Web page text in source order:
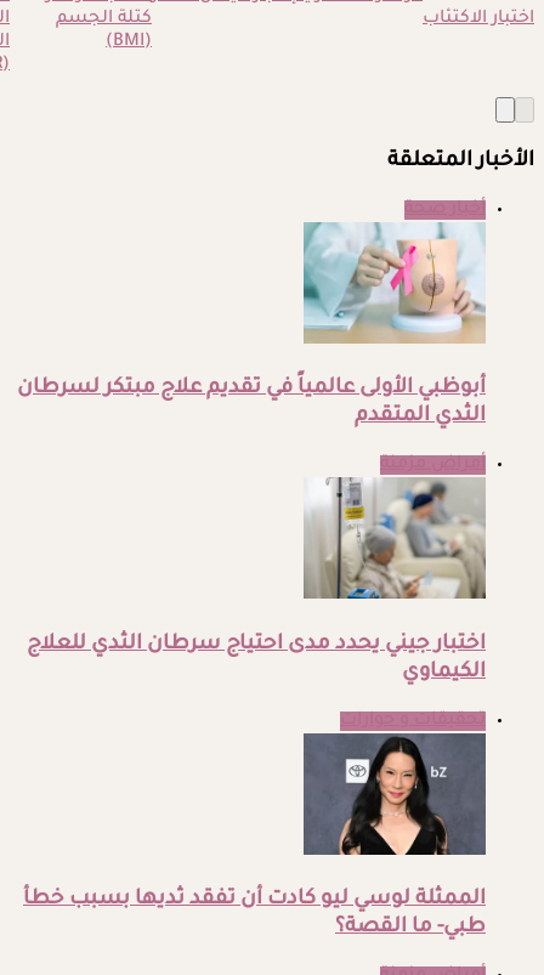
اختبار الاكتئاب
كتلة الجسم
(BMI)
(BMR)
الأخبار المتعلقة
أبوظبي الأولى عالمياً في تقديم علاج مبتكر لسرطان
الثدي المتقدم
اختبار جيني يحدد مدى احتياج سرطان الثدي للعلاج
الكيماوي
الممثلة لوسي ليو كادت أن تفقد ثديها بسبب خطأ
طبي- ما القصة؟